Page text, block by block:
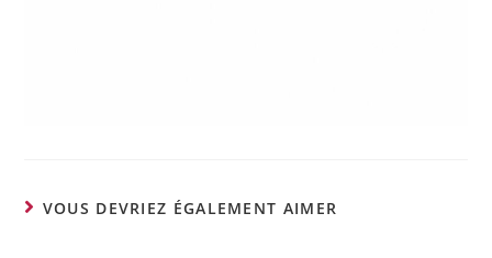
VOUS DEVRIEZ ÉGALEMENT AIMER